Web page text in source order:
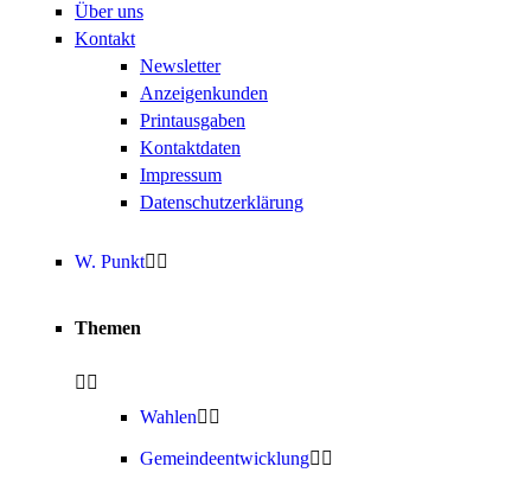
Über uns
Kontakt
Newsletter
Anzeigenkunden
Printausgaben
Kontaktdaten
Impressum
Datenschutzerklärung
W. Punkt
Themen
Wahlen
Gemeindeentwicklung